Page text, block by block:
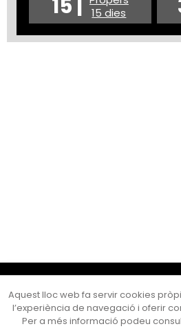
15 |
15 dies
Cultura
Ajuntament de
C. de Sant Josep, 9
Aquest lloc web fa servir cookies
l’experiència de navegació i oferir
Per a més informació podeu